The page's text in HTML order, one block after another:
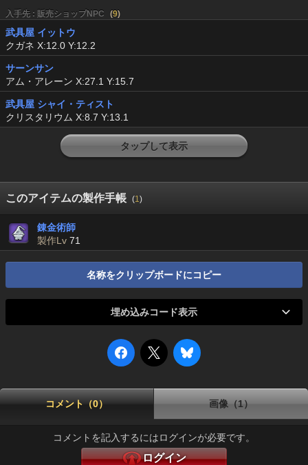
入手先 : 販売ショップNPC (9)
武具屋 イットウ
クガネ X:12.0 Y:12.2
サーンサン
アム・アレーン X:27.1 Y:15.7
武具屋 シャイ・ティスト
クリスタリウム X:8.7 Y:13.1
タップして表示
このアイテムの製作手帳 (1)
錬金術師
製作Lv 71
名称をクリップボードにコピー
埋め込みコード表示
コメント（0） 画像（1）
コメントを記入するにはログインが必要です。
ログイン